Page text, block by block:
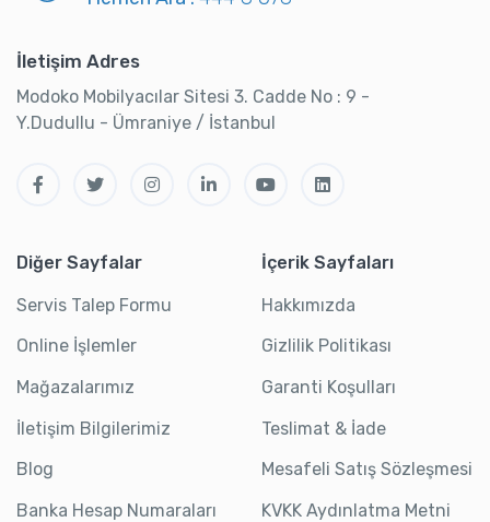
İletişim Adres
Modoko Mobilyacılar Sitesi 3. Cadde No : 9 -
Y.Dudullu - Ümraniye / İstanbul
Diğer Sayfalar
Servis Talep Formu
Online İşlemler
Mağazalarımız
İletişim Bilgilerimiz
Blog
Banka Hesap Numaraları
İçerik Sayfaları
Hakkımızda
Gizlilik Politikası
Garanti Koşulları
Teslimat & İade
Mesafeli Satış Sözleşmesi
KVKK Aydınlatma Metni